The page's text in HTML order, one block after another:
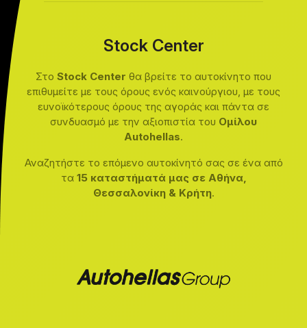
Stock Center
Στο Stock Center θα βρείτε το αυτοκίνητο που
επιθυμείτε με τους όρους ενός καινούργιου, με τους
ευνοϊκότερους όρους της αγοράς και πάντα σε
συνδυασμό με την αξιοπιστία του Ομίλου
Autohellas.
Αναζητήστε το επόμενο αυτοκίνητό σας σε ένα από
τα 15 καταστήματά μας σε Αθήνα,
Θεσσαλονίκη & Κρήτη.